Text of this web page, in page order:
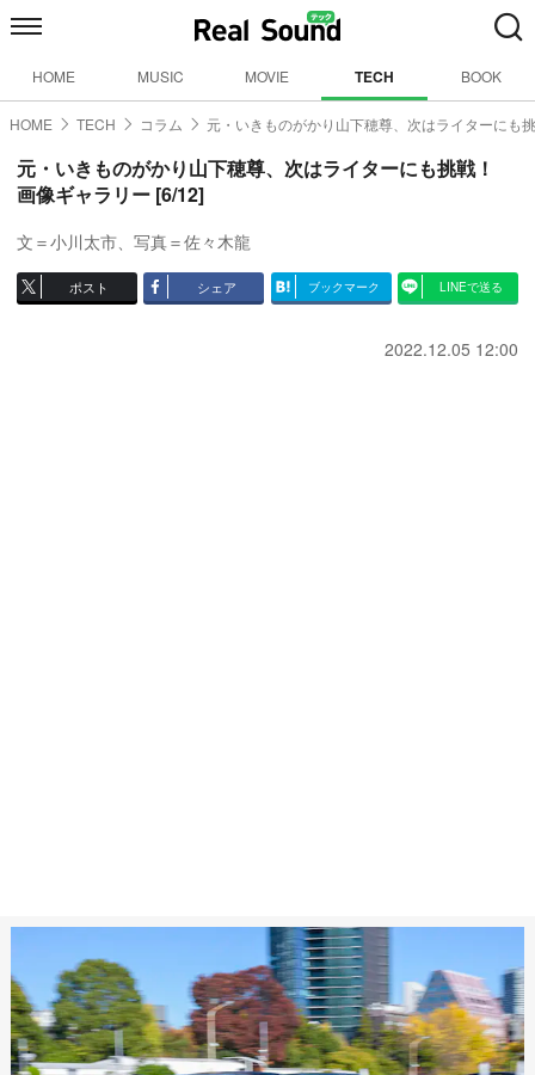
HOME MUSIC MOVIE TECH BOOK
HOME TECH コラム 元・いきものがかり山下穂尊、次はライターにも
元・いきものがかり山下穂尊、次はライターにも挑戦！
画像ギャラリー [6/12]
文＝小川太市、写真＝佐々木龍
ポスト シェア ブックマーク LINEで送る
2022.12.05 12:00